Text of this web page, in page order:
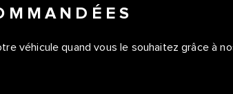
véhicule quand vous le souhaitez grâce à